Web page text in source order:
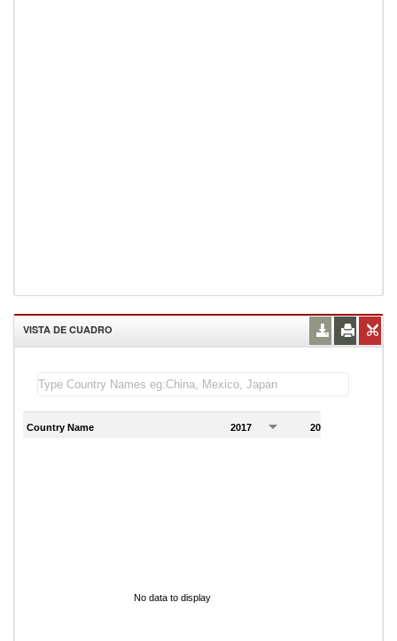
VISTA DE CUADRO
Country Name 2017 2018
No data to display